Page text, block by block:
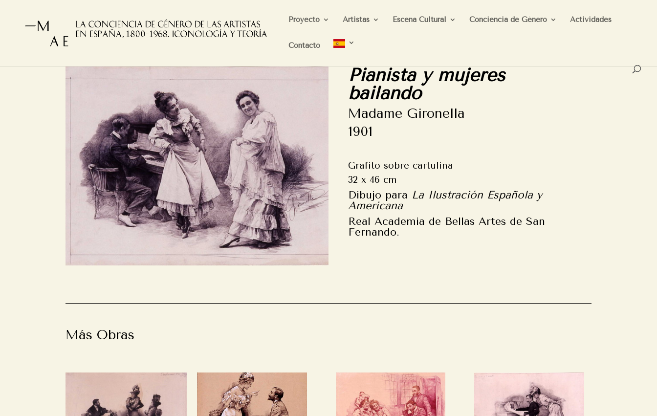
Proyecto Artistas Escena Cultural Conciencia de Género Actividades
Contacto
Pianista y mujeres
bailando
Madame Gironella
1901
Grafito sobre cartulina
32 x 46 cm
Dibujo para La Ilustración Española y
Americana
Real Academia de Bellas Artes de San
Fernando.
Más Obras